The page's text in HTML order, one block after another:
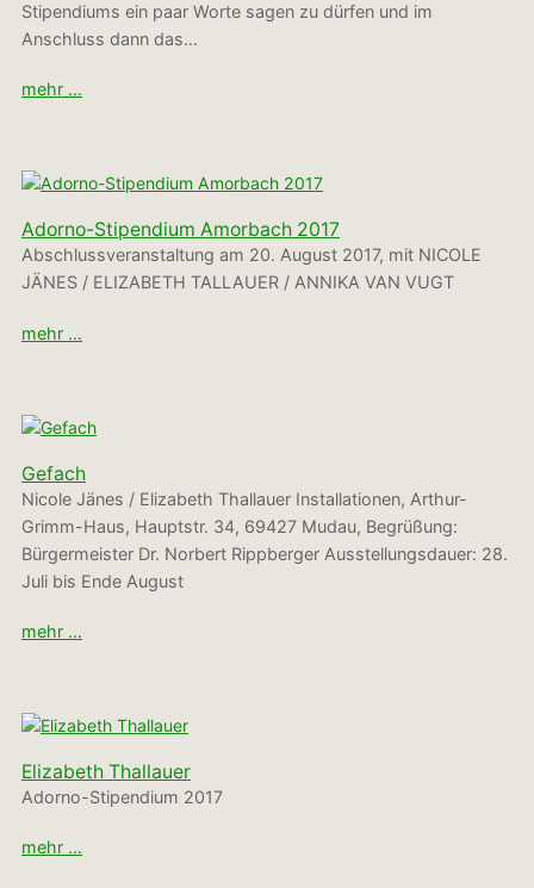
Stipendiums ein paar Worte sagen zu dürfen und im
Anschluss dann das…
mehr …
Adorno-Stipendium Amorbach 2017
Abschlussveranstaltung am 20. August 2017, mit NICOLE
JÄNES / ELIZABETH TALLAUER / ANNIKA VAN VUGT
mehr …
Gefach
Nicole Jänes / Elizabeth Thallauer Installationen, Arthur-
Grimm-Haus, Hauptstr. 34, 69427 Mudau, Begrüßung:
Bürgermeister Dr. Norbert Rippberger Ausstellungsdauer: 28.
Juli bis Ende August
mehr …
Elizabeth Thallauer
Adorno-Stipendium 2017
mehr …